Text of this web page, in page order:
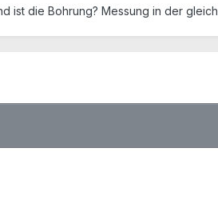
ist die Bohrung? Messung in der